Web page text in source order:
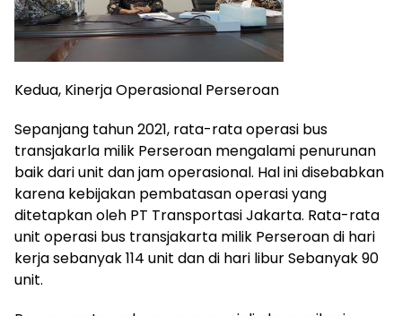
Kedua, Kinerja Operasional Perseroan
Sepanjang tahun 2021, rata-rata operasi bus
transjakarla milik Perseroan mengalami penurunan
baik dari unit dan jam operasional. Hal ini disebabkan
karena kebijakan pembatasan operasi yang
ditetapkan oleh PT Transportasi Jakarta. Rata-rata
unit operasi bus transjakarta milik Perseroan di hari
kerja sebanyak 114 unit dan di hari libur Sebanyak 90
unit.